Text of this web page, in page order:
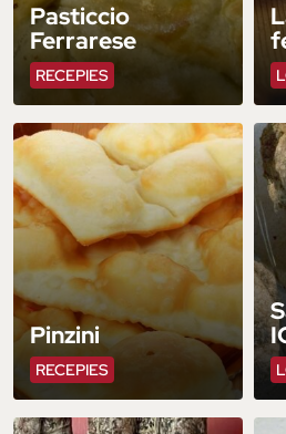
RECEPIES
Pasticcio
Ferrarese
RECEPIES
Pinzini